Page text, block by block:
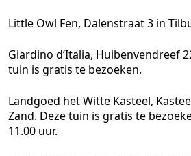
Little Owl Fen, Dalenstraat 3 in
Giardino d’Italia, Huibenvendreef
tuin is gratis te bezoeken.
Landgoed het Witte Kasteel,
Zand. Deze tuin is gratis te
11.00 uur.